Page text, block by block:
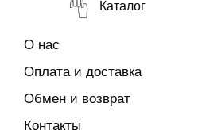
Каталог
О нас
Оплата и доставка
Обмен и возврат
Контакты